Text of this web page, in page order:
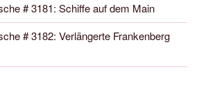
# 3181: Schiffe auf dem Main
# 3182: Verlängerte Frankenberg